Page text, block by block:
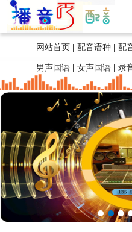
网站首页 | 配音语种 | 配
男声国语 | 女声国语 | 录